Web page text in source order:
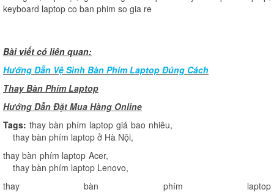
keyboard laptop co ban phim so gia re
Bài viết có liên quan:
Hướng Dẫn Vệ Sinh Bàn Phím Laptop Đúng Cách
Thay Bàn Phím Laptop
Hướng Dẫn Đặt Mua Hàng Online
Tags: thay bàn phím laptop giá bao nhiêu,
thay bàn phím laptop ở Hà Nội,
thay bàn phím laptop Acer,
thay bàn phím laptop Lenovo,
thay bàn phím laptop